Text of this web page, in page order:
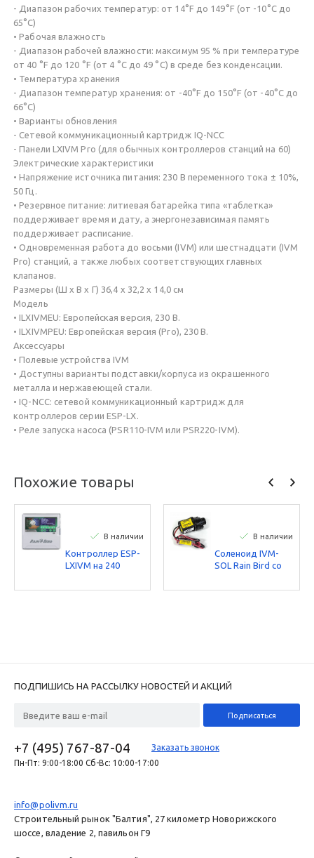
- Диапазон рабочих температур: от 14°F до 149°F (от -10°C до
65°C)
• Рабочая влажность
- Диапазон рабочей влажности: максимум 95 % при температуре
от 40 °F до 120 °F (от 4 °C до 49 °C) в среде без конденсации.
• Температура хранения
- Диапазон температур хранения: от -40°F до 150°F (от -40°C до
66°C)
• Варианты обновления
- Сетевой коммуникационный картридж IQ-NCC
- Панели LXIVM Pro (для обычных контроллеров станций на 60)
Электрические характеристики
• Напряжение источника питания: 230 В переменного тока ± 10%,
50 Гц.
• Резервное питание: литиевая батарейка типа «таблетка»
поддерживает время и дату, а энергонезависимая память
поддерживает расписание.
• Одновременная работа до восьми (IVM) или шестнадцати (IVM
Pro) станций, а также любых соответствующих главных
клапанов.
Размеры (Ш х В х Г) 36,4 x 32,2 x 14,0 см
Модель
• ILXIVMEU: Европейская версия, 230 В.
• ILXIVMPEU: Европейская версия (Pro), 230 В.
Аксессуары
• Полевые устройства IVM
• Доступны варианты подставки/корпуса из окрашенного
металла и нержавеющей стали.
• IQ-NCC: сетевой коммуникационный картридж для
контроллеров серии ESP-LX.
• Реле запуска насоса (PSR110-IVM или PSR220-IVM).
Похожие товары
В наличии
Контроллер ESP-
LXIVM на 240
проводной Rain
В наличии
Соленоид IVM-
SOL Rain Bird со
модулем для 2-
ПОДПИШИСЬ НА РАССЫЛКУ НОВОСТЕЙ И АКЦИЙ
+7 (495) 767-87-04
Заказать звонок
Пн-Пт: 9:00-18:00 Сб-Вс: 10:00-17:00
info@polivm.ru
Строительный рынок "Балтия", 27 километр Новорижского
шоссе, владение 2, павильон Г9